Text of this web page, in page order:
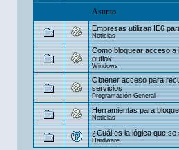
Asunto
Empresas utilizan IE6
Noticias
Como bloquear acceso a
outlok
Windows
Obtener acceso para
servicios
Programación General
Herramientas para
Noticias
¿Cuál es la lógica que
Hardware